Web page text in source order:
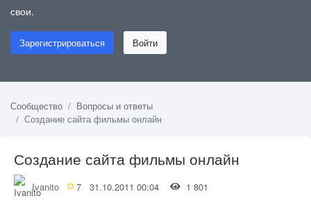
свои.
Зарегистрироваться Войти
Сообщество
Вопросы и ответы
Создание сайта фильмы онлайн
Создание сайта фильмы онлайн
Ivanito 7 31.10.2011 00:04 1 801